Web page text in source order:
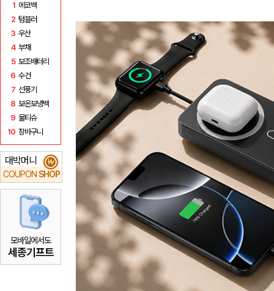
1 에코백
2 텀블러
3 우산
4 부채
5 보조배터리
6 수건
7 선풍기
8 보온보냉백
9 물티슈
10 장바구니
대박머니
COUPON SHOP
₩
모바일에서도
세종기프트